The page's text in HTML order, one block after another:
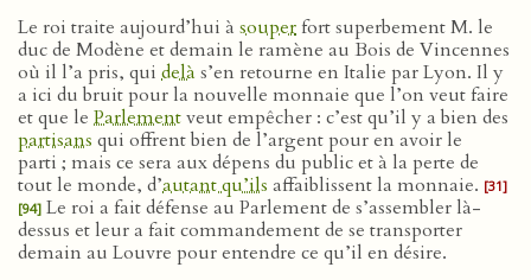
Le roi traite aujourd’hui à souperfort superbement M. le
duc de Modène et demain le ramène au Bois de Vincennes
où il l’a pris, qui delà s’en retourne en Italie par Lyon. Il y
a ici du bruit pour la nouvelle monnaie que l’on veut faire
et que le Parlementveut empêcher : c’est qu’il y a bien des
partisans qui offrent bien de l’argent pour en avoir le
parti ; mais ce sera aux dépens du public et à la perte de
tout le monde, d’autant qu’ils affaiblissent la monnaie. [31]
[94] Le roi a fait défense au Parlement de s’assembler là-
dessus et leur a fait commandement de se transporter
demain au Louvre pour entendre ce qu’il en désire.